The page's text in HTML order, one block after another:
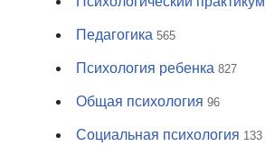
Педагогика 565
Психология ребенка 827
Общая психология 96
Социальная психология 133